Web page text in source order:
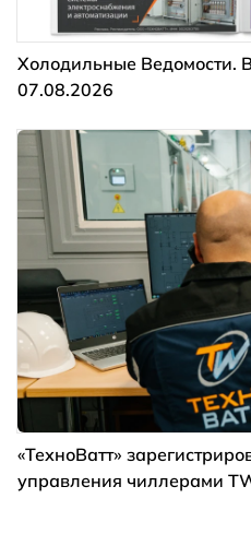
Холодильные Ведомости.
07.08.2026
«ТехноВатт»
управления чиллерами